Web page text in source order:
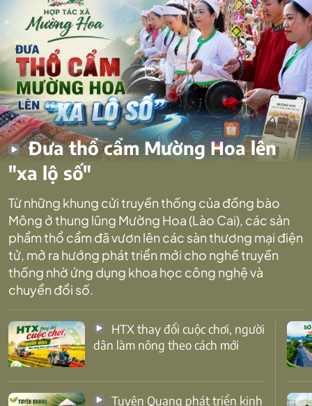
Đưa thổ cẩm Mường Hoa lên
"xa lộ số"
Từ những khung cửi truyền thống của đồng bào
Mông ở thung lũng Mường Hoa (Lào Cai), các sản
phẩm thổ cẩm đã vươn lên các sàn thương mại điện
tử, mở ra hướng phát triển mới cho nghề truyền
thống nhờ ứng dụng khoa học công nghệ và
chuyển đổi số.
dân làm nông theo cách mới